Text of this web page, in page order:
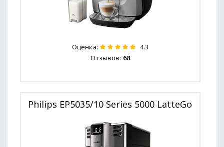
Оценка: 4.3
Отзывов: 68
Philips EP5035/10 Series 5000 LatteGo